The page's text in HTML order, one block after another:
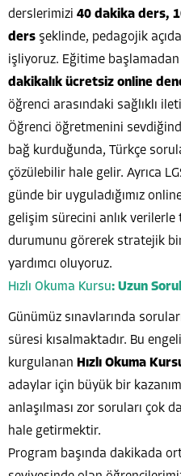
derslerimizi 40 dakika ders,
ders şeklinde, pedagojik
işliyoruz. Eğitime
dakikalık ücretsiz online
öğrenci arasındaki sağlıklı
Öğrenci öğretmenini
bağ kurduğunda, Türkçe
çözülebilir hale gelir. Ayrıca
günde bir uyguladığımız
gelişim sürecini anlık
durumunu görerek stratejik bir
yardımcı oluyoruz.
Hızlı Okuma Kursu: Uzun
Günümüz sınavlarında
süresi kısalmaktadır. Bu
kurgulanan Hızlı Okuma
adaylar için büyük bir
anlaşılması zor soruları çok
hale getirmektir.
Program başında dakikada